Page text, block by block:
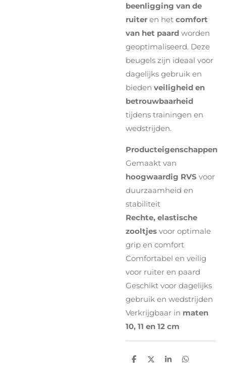
beenligging van de
ruiter en het comfort
van het paard worden
geoptimaliseerd. Deze
beugels zijn ideaal voor
dagelijks gebruik en
bieden veiligheid en
betrouwbaarheid
tijdens trainingen en
wedstrijden.
Producteigenschappen
Gemaakt van
hoogwaardig RVS voor
duurzaamheid en
stabiliteit
Rechte, elastische
zooltjes voor optimale
grip en comfort
Comfortabel en veilig
voor ruiter en paard
Geschikt voor dagelijks
gebruik en wedstrijden
Verkrijgbaar in maten
10, 11 en 12 cm
D
D
S
D